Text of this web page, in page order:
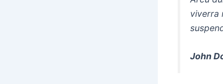
viverra
John